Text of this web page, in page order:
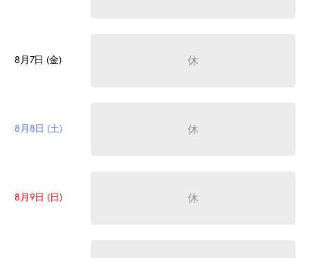
8月7日 (金) 休
8月8日 (土) 休
8月9日 (日) 休